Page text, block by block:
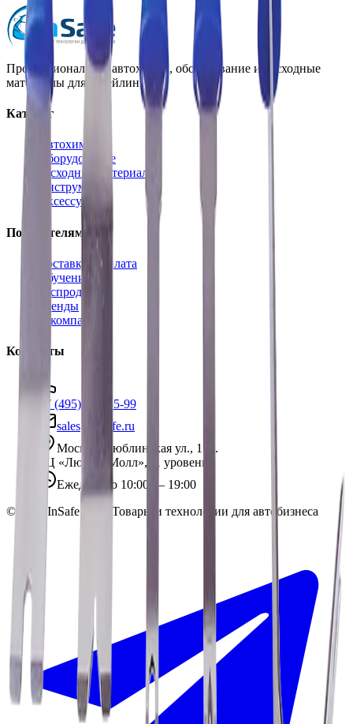
Профессиональная автохимия, оборудование и расходные
материалы для детейлинга.
Каталог
Автохимия
Оборудование
Расходные материалы
Инструменты
Аксессуары
Покупателям
Доставка и оплата
Обучение
Распродажа
Бренды
О компании
Контакты
+7 (495) 135-35-99
sales@insafe.ru
Москва, Люблинская ул., 153.
ТЦ «Люблю Молл», -1 уровень
Ежедневно 10:00 — 19:00
©
InSafe.ru — Товары и технологии для автобизнеса